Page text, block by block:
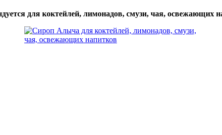
для коктейлей, лимонадов, смузи, чая, освежающих